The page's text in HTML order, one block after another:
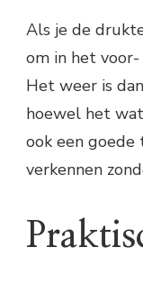
Als je de
om in het voor-
Het weer is
hoewel het
ook een
verkennen